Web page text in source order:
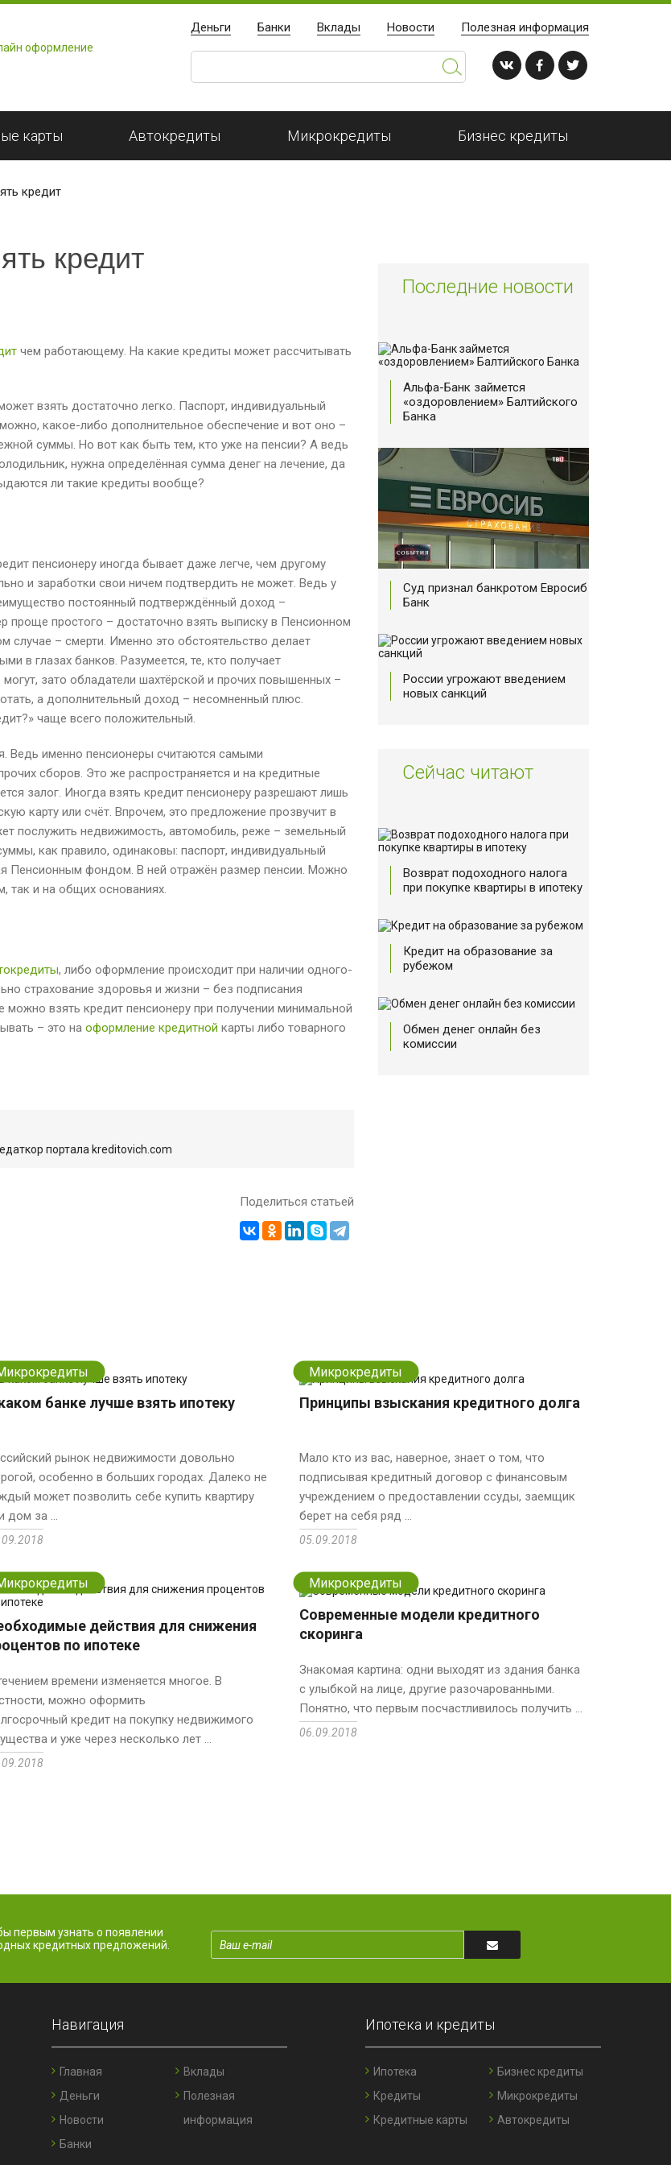
Деньги Банки Вклады Новости Полезная информация
карты Автокредиты Микрокредиты Бизнес кредиты
кредит
кредит
чем работающему. На какие кредиты может рассчитывать
взять достаточно легко. Паспорт, индивидуальный
какое-либо дополнительное обеспечение и вот оно –
суммы. Но вот как быть тем, кто уже на пенсии? А ведь
нужна определённая сумма денег на лечение, да
ли такие кредиты вообще?
пенсионеру иногда бывает даже легче, чем другому
и заработки свои ничем подтвердить не может. Ведь у
постоянный подтверждённый доход –
проще простого – достаточно взять выписку в Пенсионном
случае – смерти. Именно это обстоятельство делает
в глазах банков. Разумеется, те, кто получает
зато обладатели шахтёрской и прочих повышенных –
а дополнительный доход – несомненный плюс.
чаще всего положительный.
Ведь именно пенсионеры считаются самыми
сборов. Это же распространяется и на кредитные
залог. Иногда взять кредит пенсионеру разрешают лишь
карту или счёт. Впрочем, это предложение прозвучит в
послужить недвижимость, автомобиль, реже – земельный
как правило, одинаковы: паспорт, индивидуальный
Пенсионным фондом. В ней отражён размер пенсии. Можно
так и на общих основаниях.
, либо оформление происходит при наличии одного-
страхование здоровья и жизни – без подписания
взять кредит пенсионеру при получении минимальной
– это на оформление кредитной карты либо товарного
портала kreditovich.com
Поделиться статьей
Последние новости
Альфа-Банк займется
«оздоровлением» Балтийского
Банка
Суд признал банкротом Евросиб
Банк
России угрожают введением
новых санкций
Сейчас читают
Возврат подоходного налога
при покупке квартиры в ипотеку
Кредит на образование за
рубежом
Обмен денег онлайн без
комиссии
банке лучше взять ипотеку
рынок недвижимости довольно
особенно в больших городах. Далеко не
может позволить себе купить квартиру
дом за ...
Микрокредиты
Принципы взыскания кредитного долга
Мало кто из вас, наверное, знает о том, что
подписывая кредитный договор с финансовым
учреждением о предоставлении ссуды, заемщик
берет на себя ряд ...
05.09.2018
действия для снижения
по ипотеке
времени изменяется многое. В
можно оформить
кредит на покупку недвижимого
и уже через несколько лет ...
Микрокредиты
Современные модели кредитного
скоринга
Знакомая картина: одни выходят из здания банка
с улыбкой на лице, другие разочарованными.
Понятно, что первым посчастливилось получить ...
06.09.2018
первым узнать о появлении
кредитных предложений.
Навигация
Главная
Деньги
Новости
Банки
Вклады
Полезная
информация
Ипотека и кредиты
Ипотека
Кредиты
Кредитные карты
Бизнес кредиты
Микрокредиты
Автокредиты